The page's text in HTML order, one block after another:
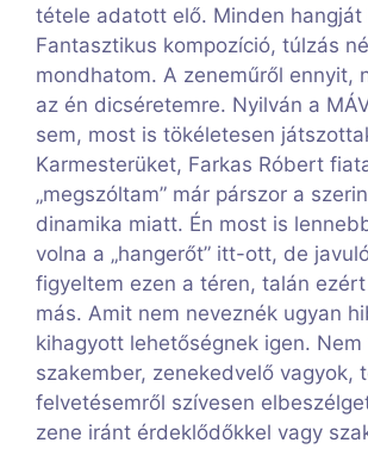
tétele adatott elő. Minden hangját
Fantasztikus kompozíció, túlzás
mondhatom. A zeneműről ennyit,
az én dicséretemre. Nyilván a
sem, most is tökéletesen
Karmesterüket, Farkas Róbert
„megszóltam” már párszor a
dinamika miatt. Én most is
volna a „hangerőt” itt-ott, de
figyeltem ezen a téren, talán
más. Amit nem neveznék ugyan
kihagyott lehetőségnek igen. Nem
szakember, zenekedvelő vagyok,
felvetésemről szívesen
zene iránt érdeklődőkkel vagy